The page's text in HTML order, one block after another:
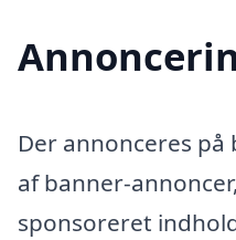
Der annonceres
af banner-
sponsoreret